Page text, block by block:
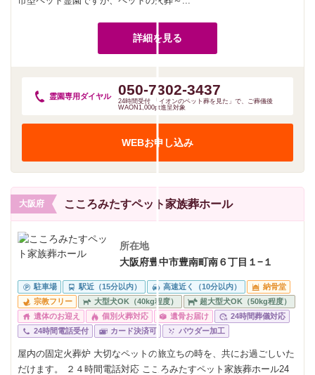
詳細を見る
霊園専用 ダイヤル 050-7302-3437
24時間受付 「イオンのペット葬を見た」で、ご葬儀後
WAON1,000pt進呈対象
WEBお申し込み
大阪府 こころみたすペット家族葬ホール
所在地
大阪府豊中市豊南町南６丁目１−１
駐車場 駅近（15分以内） 高速近く（10分以内）
納骨堂
宗教フリー
大型犬OK（40kg程度）
超大型犬OK（50kg程度）
遺体のお迎え
個別火葬対応 遺骨お届け
24時間葬儀対応
24時間電話受付
カード決済可 パウダー加工
屋内の固定火葬炉 大切なペットの旅立ちの時を、共にお過ごしいた
だけます。 ２４時間電話対応 こころみたすペット家族葬ホール24